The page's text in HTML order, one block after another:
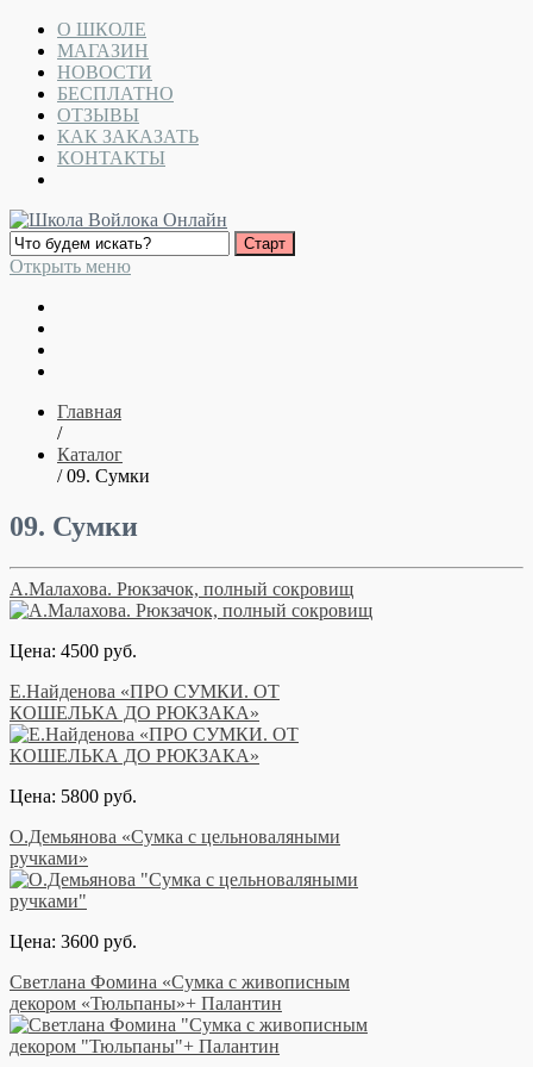
О ШКОЛЕ
МАГАЗИН
НОВОСТИ
БЕСПЛАТНО
ОТЗЫВЫ
КАК ЗАКАЗАТЬ
КОНТАКТЫ
Открыть меню
Главная
/
Каталог
/ 09. Сумки
09. Сумки
А.Малахова. Рюкзачок, полный сокровищ
Цена: 4500 руб.
Е.Найденова «ПРО СУМКИ. ОТ
КОШЕЛЬКА ДО РЮКЗАКА»
Цена: 5800 руб.
О.Демьянова «Сумка с цельноваляными
ручками»
Цена: 3600 руб.
Светлана Фомина «Сумка с живописным
декором «Тюльпаны»+ Палантин